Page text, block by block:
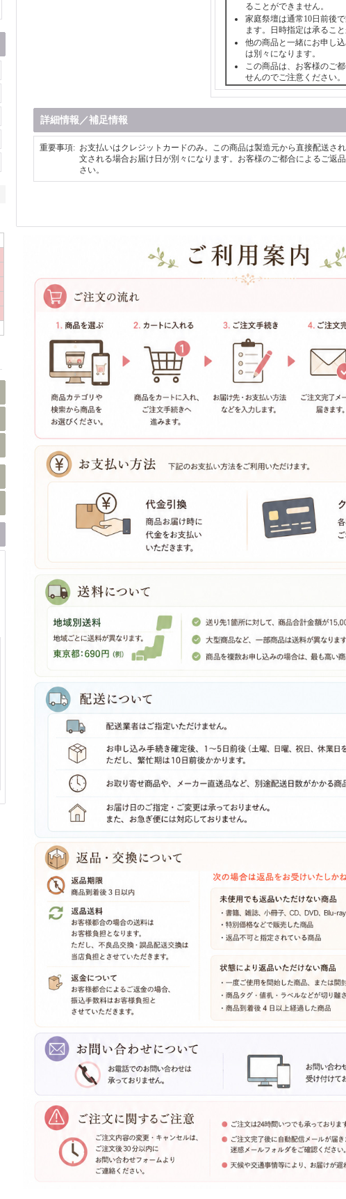
ることができません。
家庭祭壇は通常10日前後
ます。日時指定は承ること
他の商品と一緒にお申し
は別々になります。
この商品は、お客様のご
せんのでご注意ください。
詳細情報／補足情報
重要事項: お支払いはクレジットカードのみ。この商品は製造元から直接配送さ
文される場合お届け日が別々になります。お客様のご都合によるご返
さい。